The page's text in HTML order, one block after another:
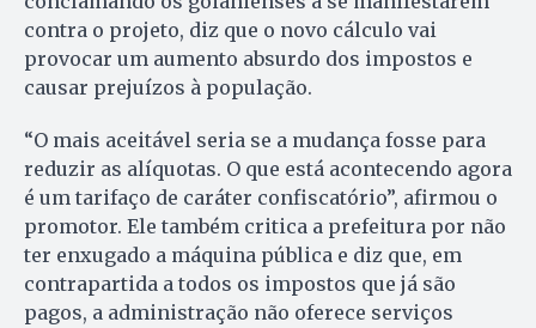
contra o projeto, diz que o novo cálculo vai
provocar um aumento absurdo dos impostos e
causar prejuízos à população.
“O mais aceitável seria se a mudança fosse para
reduzir as alíquotas. O que está acontecendo agora
é um tarifaço de caráter confiscatório”, afirmou o
promotor. Ele também critica a prefeitura por não
ter enxugado a máquina pública e diz que, em
contrapartida a todos os impostos que já são
pagos, a administração não oferece serviços